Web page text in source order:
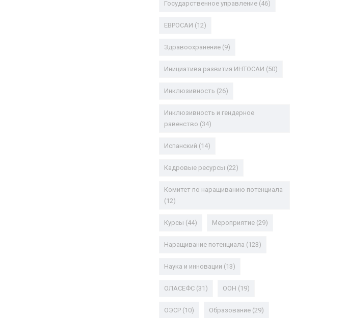
Государственное управление(46)
ЕВРОСАИ (12)
Здравоохранение(9)
Инициатива развития ИНТОСАИ (50)
Инклюзивность (26)
Инклюзивность и гендерное
равенство (34)
Испанский (14)
Кадровые ресурсы (22)
Комитет по наращиванию потенциала
(12)
Курсы (44) Мероприятие(29)
Наращивание потенциала (123)
Наука и инновации (13)
ОЛАСЕФС(31) ООН (19)
ОЭСР(10) Образование(29)